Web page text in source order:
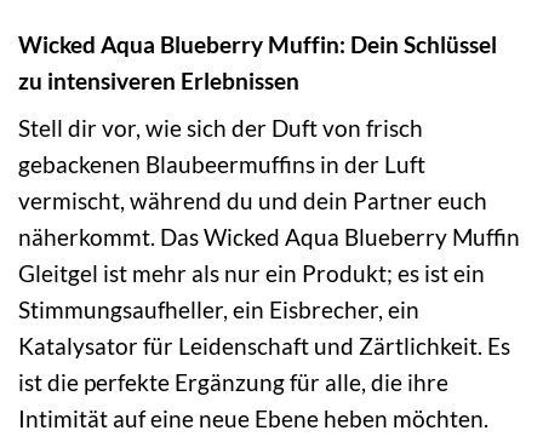
Wicked Aqua Blueberry Muffin: Dein Schlüssel
zu intensiveren Erlebnissen
Stell dir vor, wie sich der Duft von frisch
gebackenen Blaubeermuffins in der Luft
vermischt, während du und dein Partner euch
näherkommt. Das Wicked Aqua Blueberry Muffin
Gleitgel ist mehr als nur ein Produkt; es ist ein
Stimmungsaufheller, ein Eisbrecher, ein
Katalysator für Leidenschaft und Zärtlichkeit. Es
ist die perfekte Ergänzung für alle, die ihre
Intimität auf eine neue Ebene heben möchten.